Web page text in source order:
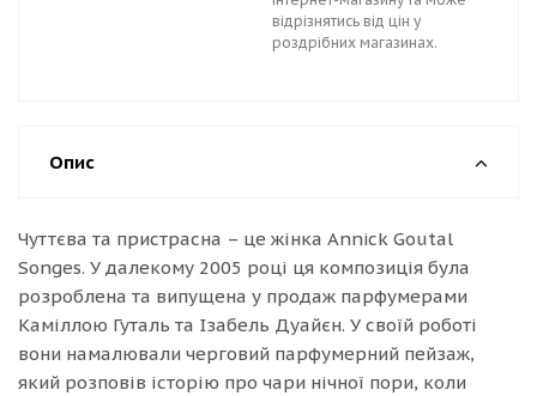
відрізнятись від цін у
роздрібних магазинах.
Опис
Чуттєва та пристрасна – це жінка Annick Goutal
Songes. У далекому 2005 році ця композиція була
розроблена та випущена у продаж парфумерами
Каміллою Гуталь та Ізабель Дуайєн. У своїй роботі
вони намалювали черговий парфумерний пейзаж,
який розповів історію про чари нічної пори, коли